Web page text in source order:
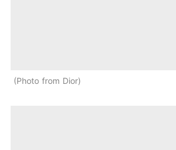
Photo from Dior